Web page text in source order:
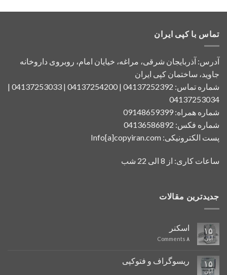
تماس با کپی ایران
آدرس: آذربایجان شرقی، مراغه، خیایان امام، روبروی داروخانه
جاوید، ساختمان کپی ایران
شماره تماس: 04137252392 | 04137254200 | 04137253033 |
04137253034
شماره همراه: 09148659399
شماره فکس: 04136586892
پست الکترونیکی: Info[a]copyiran.com
ساعات کاری: از 8 الی 22 شب
جدیدترین مقالات
۱۵
آبان
اسکنر
۸
۱۵
آبان
ریسوگراف و فتوکپی